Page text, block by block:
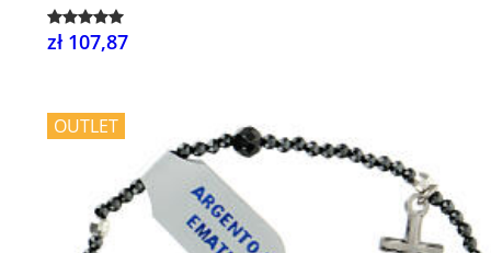
zł 107,87
OUTLET